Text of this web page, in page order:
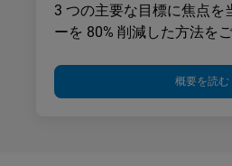
3 つの主要な目標に焦点を
ーを 80% 削減した方法を
概要を読む